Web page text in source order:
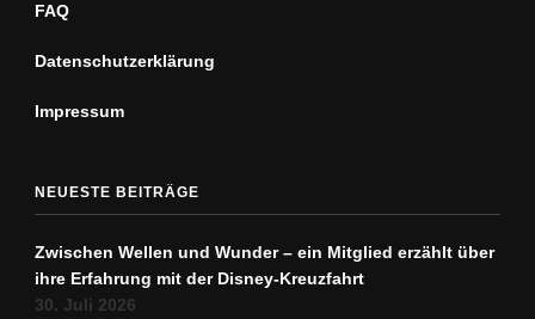
FAQ
Datenschutz­erklärung
Impressum
NEUESTE BEITRÄGE
Zwischen Wellen und Wunder – ein Mitglied erzählt über
ihre Erfahrung mit der Disney-Kreuzfahrt
30. Juli 2026